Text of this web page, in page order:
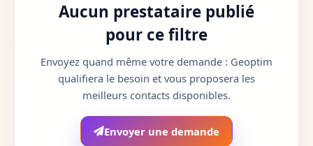
Cantal
Charente-Maritime
Aucun prestataire publié
pour ce filtre
Envoyez quand même votre demande : Geoptim
qualifiera le besoin et vous proposera les
meilleurs contacts disponibles.
Envoyer une demande